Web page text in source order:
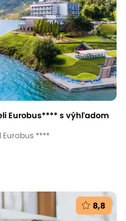
Eurobus**** s výhľadom
Eurobus ****
8,8